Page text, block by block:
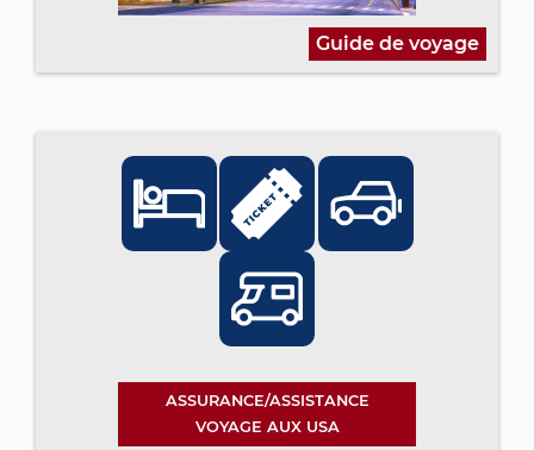
Guide de voyage
ASSURANCE/ASSISTANCE
VOYAGE AUX USA